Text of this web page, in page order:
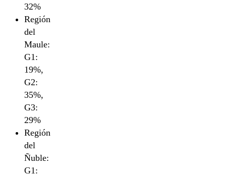
32%
Región
del
Maule:
G1:
19%,
G2:
35%,
G3:
29%
Región
del
Ñuble:
G1: